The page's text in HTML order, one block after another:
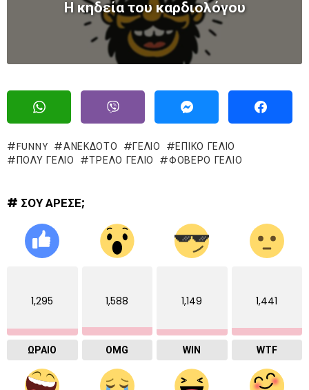
Η κηδεία του καρδιολόγου
FUNNY ΑΝΕΚΔΟΤΟ ΓΈΛΙΟ
ΕΠΙΚΌ ΓΈΛΙΟ
ΠΟΛΥ ΓΕΛΙΟ
ΤΡΕΛΌ ΓΈΛΙΟ ΦΟΒΕΡΟ ΓΕΛΙΟ
# ΣΟΥ ΑΡΕΣΕ;
1,295
ΩΡΑΙΟ
1,588
OMG
1,149
WIN
1,441
WTF